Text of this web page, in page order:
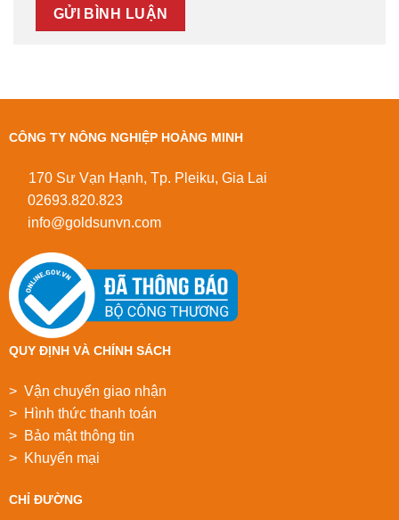
CÔNG TY NÔNG NGHIỆP HOÀNG MINH
170 Sư Vạn Hạnh, Tp. Pleiku, Gia Lai
02693.820.823
info@goldsunvn.com
QUY ĐỊNH VÀ CHÍNH SÁCH
> Vận chuyển giao nhận
> Hình thức thanh toán
> Bảo mật thông tin
> Khuyển mại
CHỈ ĐƯỜNG